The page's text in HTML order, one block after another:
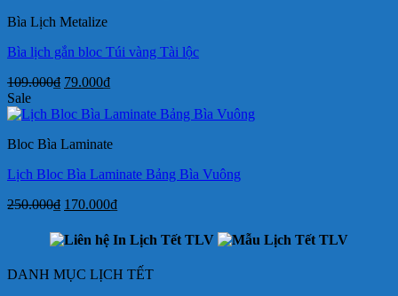
Bìa Lịch Metalize
Bìa lịch gắn bloc Túi vàng Tài lộc
109.000₫ Giá
là:
79.000₫Giá
tại
79.000₫.
Sale
Bloc Bìa Laminate
Lịch Bloc Bìa Laminate Bảng Bìa Vuông
250.000₫ Giá
là:
250.000₫.
170.000₫Giá
tại
170.000₫.
DANH MỤC LỊCH TẾT